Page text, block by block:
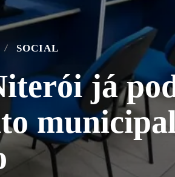
SOCIAL
já